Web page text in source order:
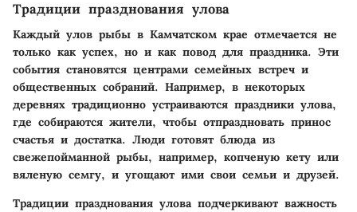
Традиции празднования улова
Каждый улов рыбы в Камчатском крае отмечается не
только как успех, но и как повод для праздника. Эти
события становятся центрами семейных встреч и
общественных собраний. Например, в некоторых
деревнях традиционно устраиваются праздники улова,
где собираются жители, чтобы отпраздновать принос
счастья и достатка. Люди готовят блюда из
свежепойманной рыбы, например, копченую кету или
вяленую семгу, и угощают ими свои семьи и друзей.
Традиции празднования улова подчеркивают важность